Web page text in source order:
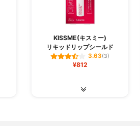
KISSME(キスミー)
リキッドリップシールド
3.63(3)
¥812